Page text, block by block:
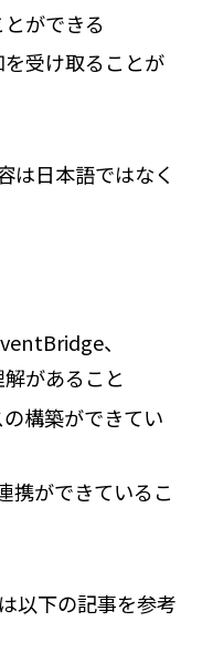
ができる
受け取ることが
は日本語ではなく
、
があること
構築ができてい
携ができているこ
以下の記事を参考